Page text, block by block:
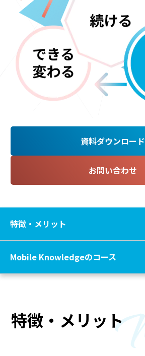
資料ダウンロード
お問い合わせ
特徴・メリット
Mobile Knowledgeのコース
特徴・メリット